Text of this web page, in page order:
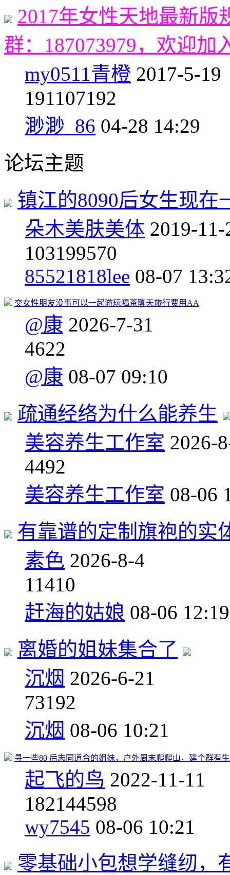
2017年女性天地最新版
群：187073979，欢迎加
my0511青橙 2017-5-19
191107192
渺渺_86 04-28 14:29
论坛主题
镇江的8090后女生现在
朵木美肤美体 2019-11-
103199570
85521818lee 08-07
交女性朋友没事可以一起游玩喝茶聊天旅行费用AA
@康 2026-7-31
4622
@康 08-07 09:10
疏通经络为什么能养生
美容养生工作室 2026-
4492
美容养生工作室 08-06
有靠谱的定制旗袍的实
素色 2026-8-4
11410
赶海的姑娘 08-06 12:19
离婚的姐妹集合了
沉烟 2026-6-21
73192
沉烟 08-06 10:21
寻一些80 后志同道合的姐妹，户外周末爬爬山，建个群有
起飞的鸟 2022-11-11
182144598
wy7545 08-06 10:21
零基础小包想学缝纫，